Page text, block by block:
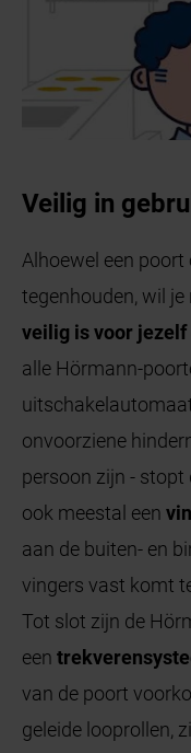
Veilig in
Alhoewel een
tegenhouden, wil
veilig is voor jezelf
alle Hörmann-
onvoorziene
persoon zijn - stopt
ook meestal een
aan de buiten- en
vingers vast komt
Tot slot zijn de
een
van de poort
geleide looprollen,